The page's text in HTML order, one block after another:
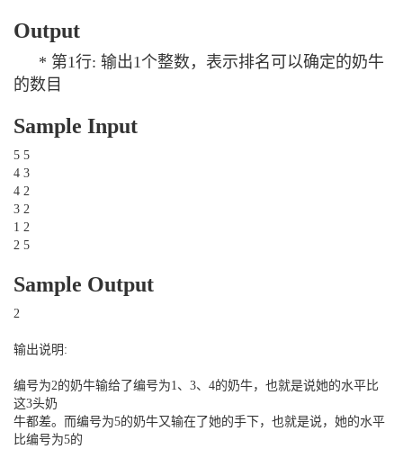
Output
* 第1行: 输出1个整数，表示排名可以确定的奶牛
的数目
Sample Input
5 5
4 3
4 2
3 2
1 2
2 5
Sample Output
2
输出说明:
编号为2的奶牛输给了编号为1、3、4的奶牛，也就是说她的水平比
这3头奶
牛都差。而编号为5的奶牛又输在了她的手下，也就是说，她的水平
比编号为5的